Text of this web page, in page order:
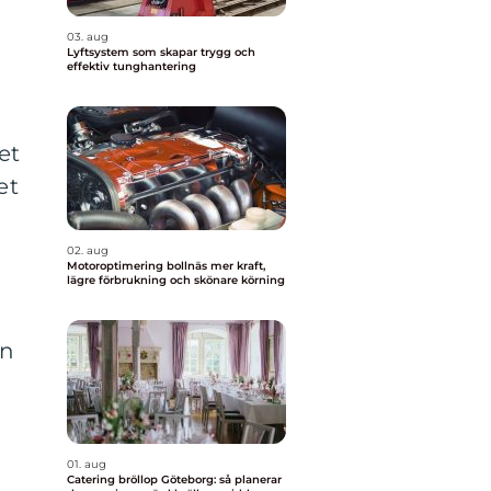
03. aug
Lyftsystem som skapar trygg och
effektiv tunghantering
02. aug
Motoroptimering bollnäs mer kraft,
lägre förbrukning och skönare körning
01. aug
Catering bröllop Göteborg: så planerar